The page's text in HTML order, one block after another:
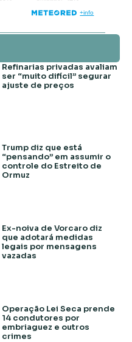
Refinarias privadas avaliam
ser “muito difícil” segurar
ajuste de preços
Trump diz que está
“pensando” em assumir o
controle do Estreito de
Ormuz
Ex-noiva de Vorcaro diz
que adotará medidas
legais por mensagens
vazadas
Operação Lei Seca prende
14 condutores por
embriaguez e outros
crimes